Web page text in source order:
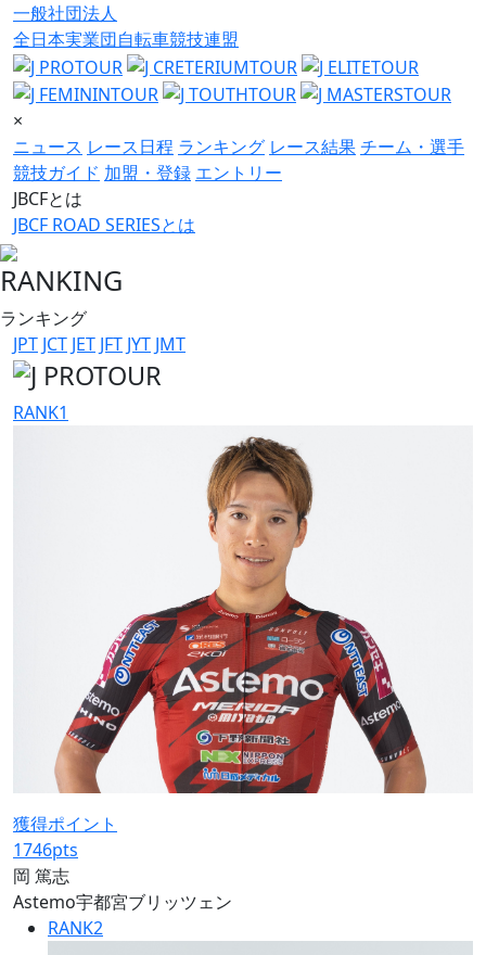
一般社団法人
全日本実業団自転車競技連盟
×
ニュース レース日程 ランキング レース結果チーム・選手
競技ガイド 加盟・登録 エントリー
JBCFとは
JBCF ROAD SERIESとは
RANKING
ランキング
JPT JCT JET JFT JYT JMT
RANK1
獲得ポイント
1746pts
岡 篤志
Astemo宇都宮ブリッツェン
RANK2